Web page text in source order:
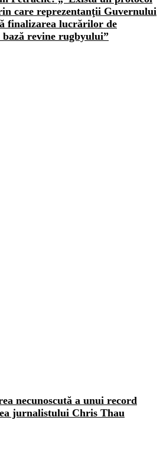
care reprezentanţii Guvernului
finalizarea lucrărilor de
bază revine rugbyului”
necunoscută a unui record
jurnalistului Chris Thau